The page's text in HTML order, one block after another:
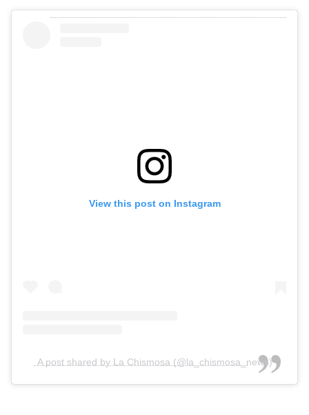
View this post on Instagram
A post shared by La Chismosa (@la_chismosa_news)